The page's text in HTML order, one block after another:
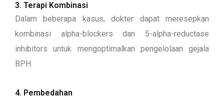
3. Terapi Kombinasi
Dalam beberapa kasus, dokter dapat meresepkan
kombinasi alpha-blockers dan 5-alpha-reductase
inhibitors untuk mengoptimalkan pengelolaan gejala
BPH.
4. Pembedahan